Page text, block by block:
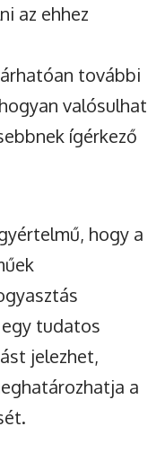
az ehhez
további
valósulhat
ígérkező
hogy a
tudatos
jelezhet,
a